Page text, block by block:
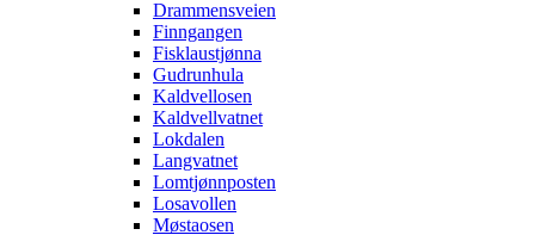
Drammensveien
Finngangen
Fisklaustjønna
Gudrunhula
Kaldvellosen
Kaldvellvatnet
Lokdalen
Langvatnet
Lomtjønnposten
Losavollen
Møstaosen